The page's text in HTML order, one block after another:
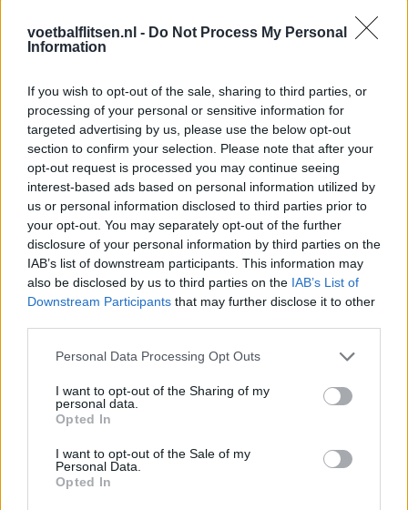
voetbalflitsen.nl - Do Not Process My Personal
Information
If you wish to opt-out of the sale, sharing to third parties, or
processing of your personal or sensitive information for
targeted advertising by us, please use the below opt-out
section to confirm your selection. Please note that after your
opt-out request is processed you may continue seeing
interest-based ads based on personal information utilized by
us or personal information disclosed to third parties prior to
your opt-out. You may separately opt-out of the further
disclosure of your personal information by third parties on the
IAB’s list of downstream participants. This information may
also be disclosed by us to third parties on the IAB’s List of
Downstream Participants that may further disclose it to other
Personal Data Processing Opt Outs
I want to opt-out of the Sharing of my
personal data.
Opted In
I want to opt-out of the Sale of my
Personal Data.
Opted In
Ajax groeit onder Míchel, maar transfermarkt
Ajax-talent Mohamed Abdalla schrijft Europese
geschiedenis
Shane Kluivert krijgt kans van Flick en begint in
de basis bij FC Barcelona
Servische media vergelijken Ajax-talent Abdellah
Ouazane met Lionel Messi
Ajax zet grote stap richting volgende ronde na
ruime zege op Vojvodina
Ajax - Vojvodina
Vaart en Sylvie Meis door de jaren heen